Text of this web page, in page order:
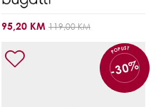
95,20 KM 119,00 KM
POPUST
-30%